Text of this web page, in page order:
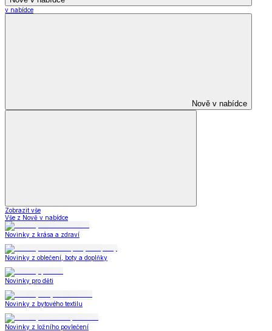
v nabídce
Nově v nabídce
Zobrazit vše
Vše z Nově v nabídce
Novinky z krása a zdraví
Novinky z oblečení, boty a doplňky
Novinky pro děti
Novinky z bytového textilu
Novinky z ložního povlečení